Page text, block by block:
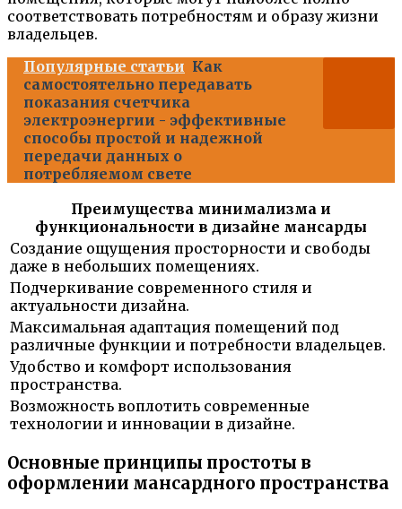
соответствовать потребностям и образу жизни
владельцев.
Популярные статьи Как
самостоятельно передавать
показания счетчика
электроэнергии - эффективные
способы простой и надежной
передачи данных о
потребляемом свете
Преимущества минимализма и
функциональности в дизайне мансарды
Создание ощущения просторности и свободы
даже в небольших помещениях.
Подчеркивание современного стиля и
актуальности дизайна.
Максимальная адаптация помещений под
различные функции и потребности владельцев.
Удобство и комфорт использования
пространства.
Возможность воплотить современные
технологии и инновации в дизайне.
Основные принципы простоты в
оформлении мансардного пространства